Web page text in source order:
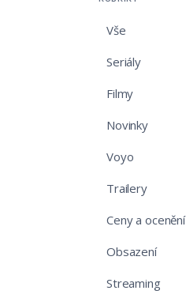
Vše
Seriály
Filmy
Novinky
Voyo
Trailery
Ceny a ocenění
Obsazení
Streaming